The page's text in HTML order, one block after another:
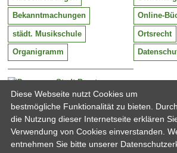
Stadt Barntrup
Mittelstraße 38
32683 Barntrup
Tel:
Email:
05263 / 409-0
info@barntrup.de
Bekanntmachungen Online-
städt. Musikschule Ortsrecht
Organigramm
Diese Webseite nutzt Cookies um
bestmögliche Funktionalität zu bieten. Durch
die Nutzung dieser Internetseite erklären
Verwendung von Cookies einverstanden.
entnehmen Sie bitte unserer